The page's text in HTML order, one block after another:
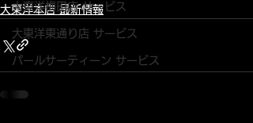
大東洋梅田店 サービス
大東洋東通り店 サービス
パールサーティーン サービス
大東洋本店 最新情報